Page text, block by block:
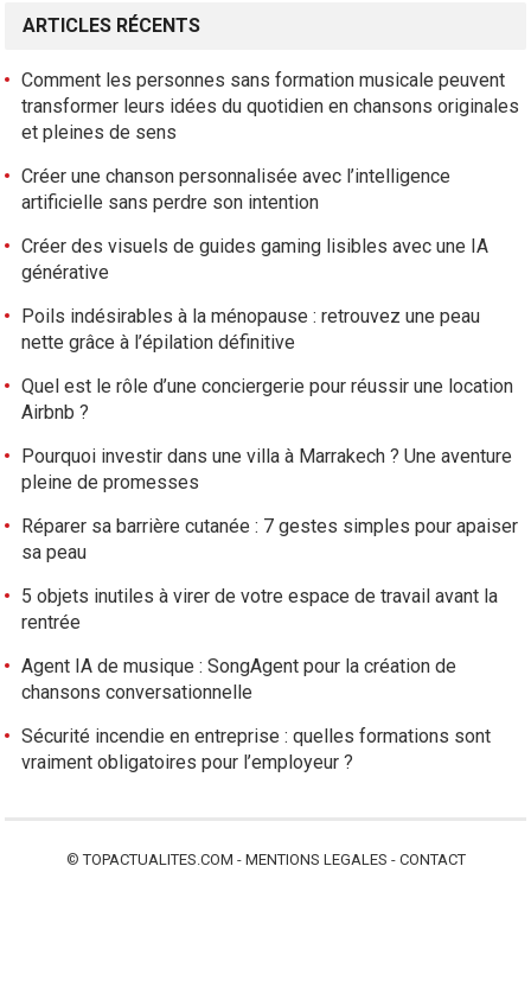
n
e
i
l
ARTICLES RÉCENTS
Comment les personnes sans formation musicale peuvent
transformer leurs idées du quotidien en chansons originales
et pleines de sens
Créer une chanson personnalisée avec l’intelligence
artificielle sans perdre son intention
Créer des visuels de guides gaming lisibles avec une IA
générative
Poils indésirables à la ménopause : retrouvez une peau
nette grâce à l’épilation définitive
Quel est le rôle d’une conciergerie pour réussir une location
Airbnb ?
Pourquoi investir dans une villa à Marrakech ? Une aventure
pleine de promesses
Réparer sa barrière cutanée : 7 gestes simples pour apaiser
sa peau
5 objets inutiles à virer de votre espace de travail avant la
rentrée
Agent IA de musique : SongAgent pour la création de
chansons conversationnelle
Sécurité incendie en entreprise : quelles formations sont
vraiment obligatoires pour l’employeur ?
©TOPACTUALITES.COM - MENTIONS LEGALES - CONTACT